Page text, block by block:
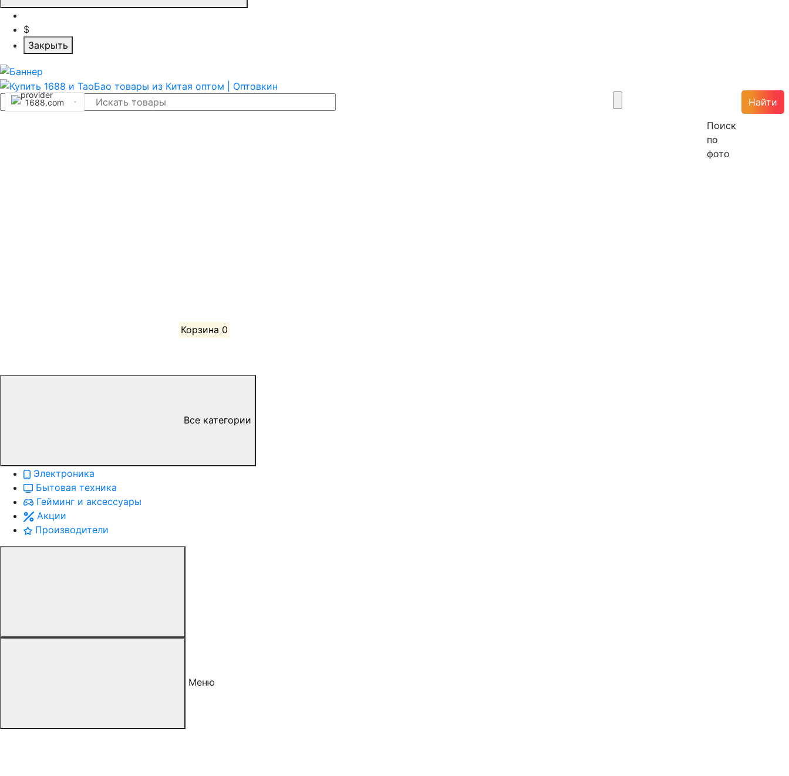
$
Закрыть
1688.com
Поиск
по
фото
Найти
Корзина 0
Все категории
Электроника
Бытовая техника
Гейминг и аксессуары
Акции
Производители
Меню